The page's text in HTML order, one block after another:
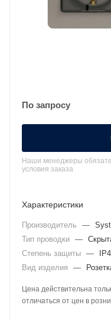
По запросу
Наши менеджеры
условия заказа
Характеристики
Производитель —
Тип проводки —
Степень защиты —
Вид изделия
—
Цена действительна
отличаться от цен в